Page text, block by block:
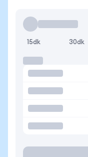
15dk 30dk